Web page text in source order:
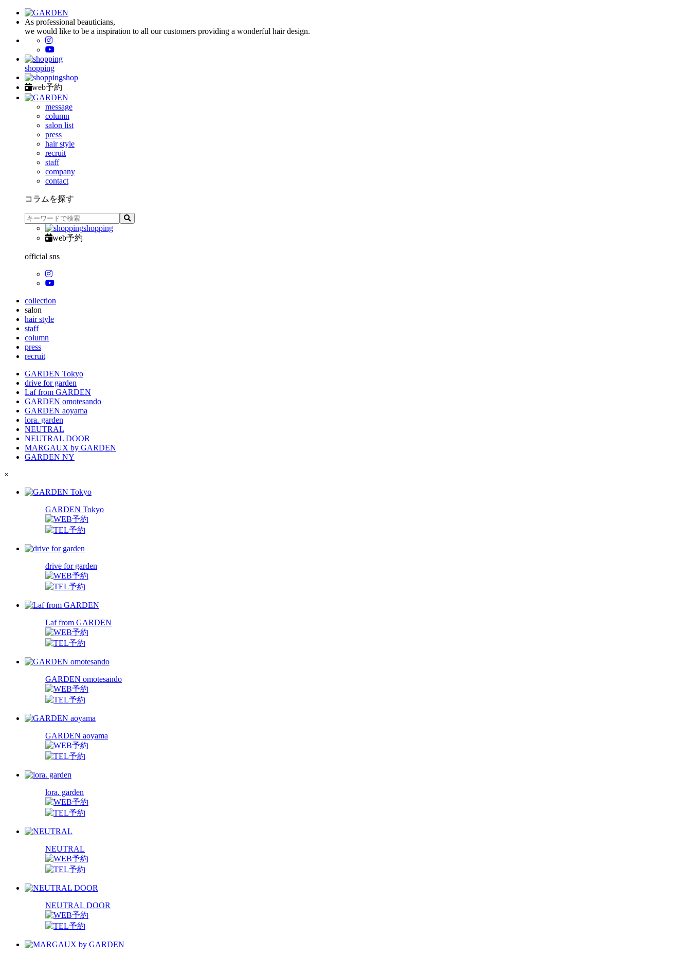
As professional beauticians,
we would like to be a inspiration to all our customers providing a wonderful hair design.
shopping
shop
web予約
message
column
salon list
press
hair style
recruit
staff
company
contact
コラムを探す
shopping
web予約
official sns
collection
salon
hair style
staff
column
press
recruit
GARDEN Tokyo
drive for garden
Laf from GARDEN
GARDEN omotesando
GARDEN aoyama
lora. garden
NEUTRAL
NEUTRAL DOOR
MARGAUX by GARDEN
GARDEN NY
×
GARDEN Tokyo
drive for garden
Laf from GARDEN
GARDEN omotesando
GARDEN aoyama
lora. garden
NEUTRAL
NEUTRAL DOOR